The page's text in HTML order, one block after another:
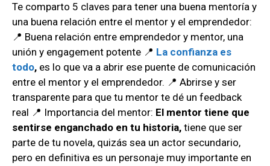
Te comparto 5 claves para tener una buena mentoría y
una buena relación entre el mentor y el emprendedor:
📍 Buena relación entre emprendedor y mentor, una
unión y engagement potente 📍 La confianza es
todo, es lo que va a abrir ese puente de comunicación
entre el mentor y el emprendedor. 📍 Abrirse y ser
transparente para que tu mentor te dé un feedback
real 📍 Importancia del mentor: El mentor tiene que
sentirse enganchado en tu historia, tiene que ser
parte de tu novela, quizás sea un actor secundario,
pero en definitiva es un personaje muy importante en